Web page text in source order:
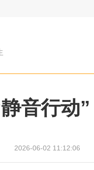
音行动
2026-06-02 11:12:06